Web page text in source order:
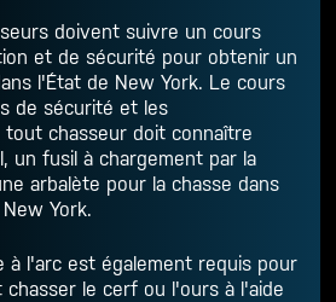
doivent suivre un cours
et de sécurité pour obtenir un
l'État de New York. Le cours
de sécurité et les
tout chasseur doit connaître
un fusil à chargement par la
arbalète pour la chasse dans
York.
à l'arc est également requis pour
chasser le cerf ou l'ours à l'aide